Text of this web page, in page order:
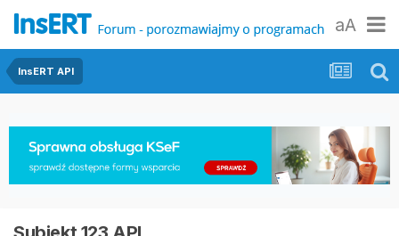
aA
InsERT API